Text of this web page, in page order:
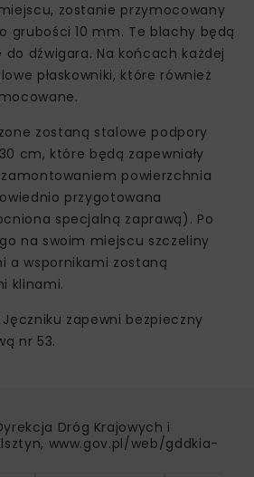
zostanie przymocowany
grubości 10 mm. Te blachy będą
dźwigara. Na końcach każdej
płaskowniki, które również
zostaną stalowe podpory
cm, które będą zapewniały
powierzchnia
przygotowana
specjalną zaprawą). Po
na swoim miejscu szczeliny
a wspornikami zostaną
klinami.
zapewni bezpieczny
nr 53.
Dróg Krajowych i
www.gov.pl/web/gddkia-